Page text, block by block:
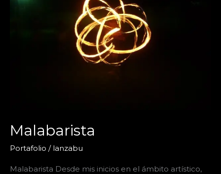
Malabarista
Portafolio / lanzabu
Malabarista Desde mis inicios en el ámbito artístico,